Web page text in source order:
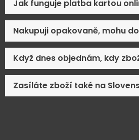
Jak funguje platba kartou
Nakupuji opakovaně, mohu
Když dnes objednám, kdy
Zasíláte zboží také na